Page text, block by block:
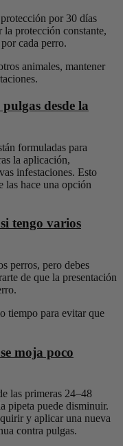
por 30 días
la protección constante,
cada perro.
animales, mantener
desde la
formuladas para
la aplicación,
infestaciones. Esto
las hace una opción
tengo varios
perros, pero debes
de que la presentación
tiempo para evitar que
moja poco
las primeras 24–48
pipeta puede disminuir.
y aplicar una nueva
contra pulgas.